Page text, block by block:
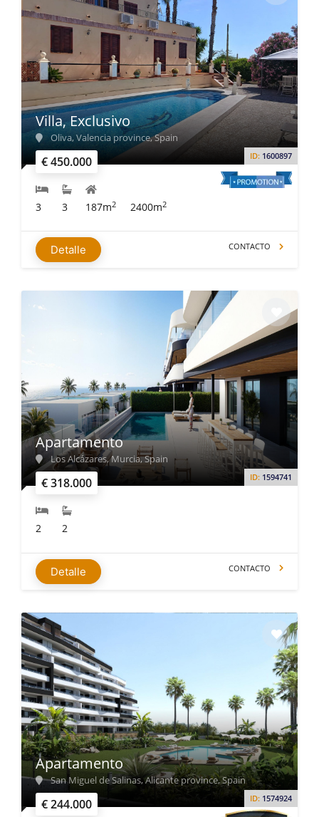
€ 450.000 ID: 1600897
Villa, Exclusivo
Oliva, Valencia province, Spain
3 3 187m2 2400m2
Detalle CONTACTO
€ 318.000 ID: 1594741
Apartamento
Los Alcázares, Murcia, Spain
2 2
Detalle CONTACTO
€ 244.000 ID: 1574924
Apartamento
San Miguel de Salinas, Alicante province, Spain